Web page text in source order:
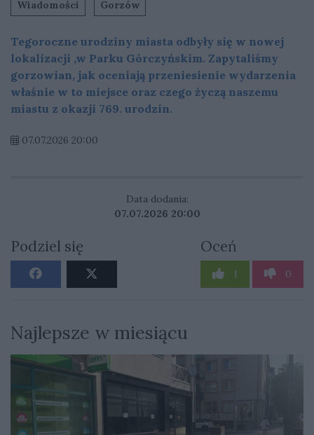
Wiadomości Gorzów
Tegoroczne urodziny miasta odbyły się w nowej
lokalizacji ,w Parku Górczyńskim. Zapytaliśmy
gorzowian, jak oceniają przeniesienie wydarzenia
właśnie w to miejsce oraz czego życzą naszemu
miastu z okazji 769. urodzin.
07.07.2026 20:00
Data dodania:
07.07.2026 20:00
Podziel się Oceń
1 0
Najlepsze w miesiącu